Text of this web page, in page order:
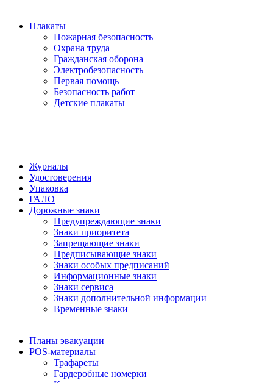
Плакаты
Пожарная безопасность
Охрана труда
Гражданская оборона
Электробезопасность
Первая помощь
Безопасность работ
Детские плакаты
Журналы
Удостоверения
Упаковка
ГАЛО
Дорожные знаки
Предупреждающие знаки
Знаки приоритета
Запрещающие знаки
Предписывающие знаки
Знаки особых предписаний
Информационные знаки
Знаки сервиса
Знаки дополнительной информации
Временные знаки
Планы эвакуации
POS-материалы
Трафареты
Гардеробные номерки